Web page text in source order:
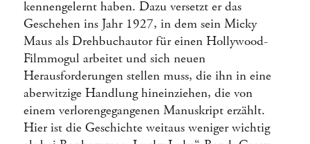
kennengelernt haben. Dazu versetzt er das
Geschehen ins Jahr 1927, in dem sein Micky
Maus als Drehbuchautor für einen Hollywood-
Filmmogul arbeitet und sich neuen
Herausforderungen stellen muss, die ihn in eine
aberwitzige Handlung hineinziehen, die von
einem verlorengegangenen Manuskript erzählt.
Hier ist die Geschichte weitaus weniger wichtig